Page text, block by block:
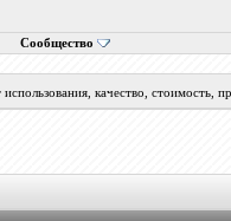
Сообщество
качество, стоимость,